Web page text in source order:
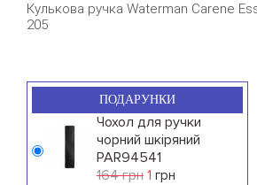
Кулькова ручка Waterman Carene
205
ПОДАРУНКИ
Чохол для ручки
чорний шкіряний
PAR94541
164 грн 1 грн